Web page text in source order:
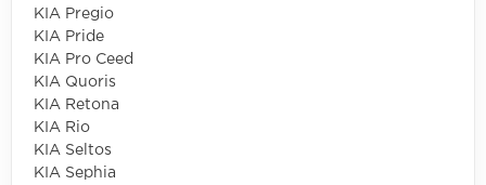
KIA Pregio
KIA Pride
KIA Pro Ceed
KIA Quoris
KIA Retona
KIA Rio
KIA Seltos
KIA Sephia